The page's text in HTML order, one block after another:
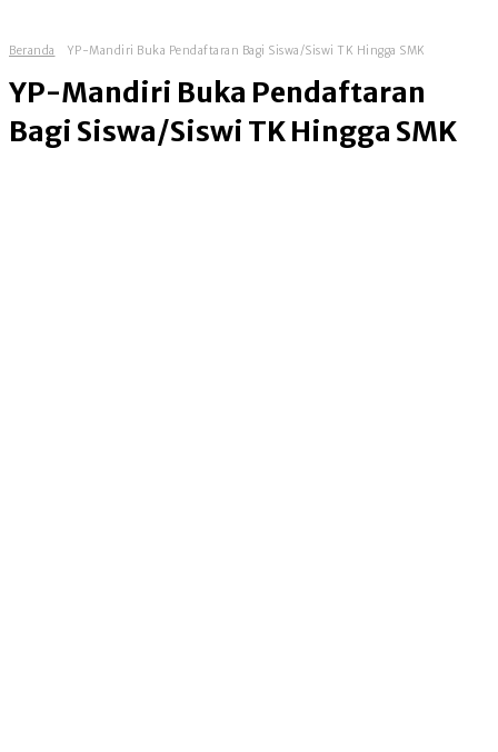
Beranda YP-Mandiri Buka Pendaftaran Bagi Siswa/Siswi TK Hingga SMK
YP-Mandiri Buka Pendaftaran
Bagi Siswa/Siswi TK Hingga SMK